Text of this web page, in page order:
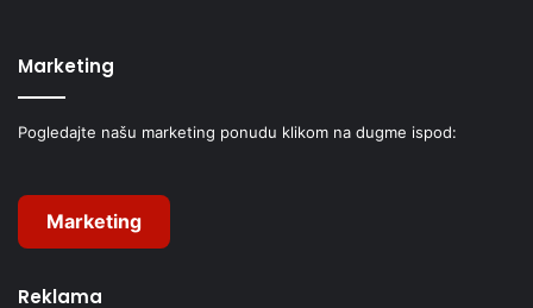
Marketing
Pogledajte našu marketing ponudu klikom na dugme ispod:
Marketing
Reklama